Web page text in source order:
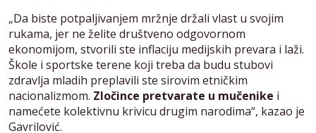
„Da biste potpaljivanjem mržnje držali vlast u svojim
rukama, jer ne želite društveno odgovornom
ekonomijom, stvorili ste inflaciju medijskih prevara i laži.
Škole i sportske terene koji treba da budu stubovi
zdravlja mladih preplavili ste sirovim etničkim
nacionalizmom. Zločince pretvarate u mučenike i
namećete kolektivnu krivicu drugim narodima“, kazao je
Gavrilović.